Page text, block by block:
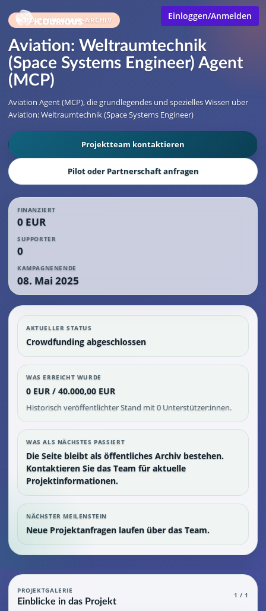
Einloggen/Anmelden
CROWDFUNDING-ARCHIV
Aviation: Weltraumtechnik
(Space Systems Engineer) Agent
(MCP)
Aviation Agent (MCP), die grundlegendes und spezielles Wissen über
Aviation: Weltraumtechnik (Space Systems Engineer)
Projektteam kontaktieren
Pilot oder Partnerschaft anfragen
FINANZIERT
0 EUR
SUPPORTER
0
KAMPAGNENENDE
08. Mai 2025
AKTUELLER STATUS
Crowdfunding abgeschlossen
WAS ERREICHT WURDE
0 EUR / 40.000,00 EUR
Historisch veröffentlichter Stand mit 0 Unterstützer:innen.
WAS ALS NÄCHSTES PASSIERT
Die Seite bleibt als öffentliches Archiv bestehen.
Kontaktieren Sie das Team für aktuelle
Projektinformationen.
NÄCHSTER MEILENSTEIN
Neue Projektanfragen laufen über das Team.
Aviation: Weltraumtechnik (Space
Aviation Agent (MCP), die grundlegendes und spezielles Wissen
PROJEKTGALERIE
Einblicke in das Projekt 1 / 1